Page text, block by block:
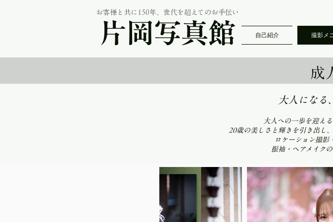
お客様と共に150年、世代を超えてのお手伝い
片岡写真館 自己紹介 撮影メ
成
大人になる
大人への一歩を迎え
20歳の美しさと輝きを引き出し
ロケーション撮影
振袖・ヘアメイク